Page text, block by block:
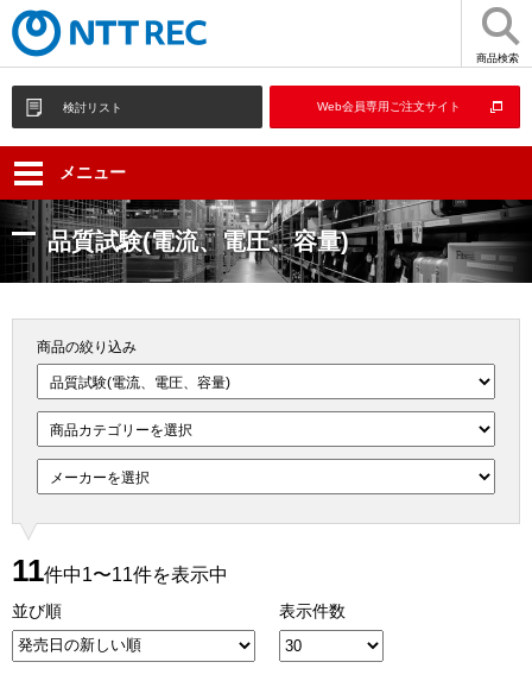
商品検索
検討リスト Web会員専用ご注文サイト
メニュー
品質試験(電流、電圧、容量)
商品の絞り込み
11件中1〜11件を表示中
並び順 表示件数